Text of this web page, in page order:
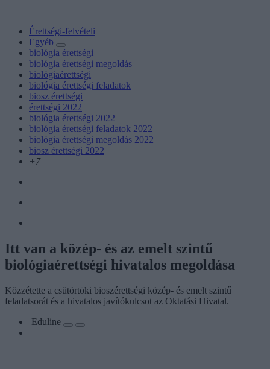
Érettségi-felvételi
Egyéb
biológia érettségi
biológia érettségi megoldás
biológiaérettségi
biológia érettségi feladatok
biosz érettségi
érettségi 2022
biológia érettségi 2022
biológia érettségi feladatok 2022
biológia érettségi megoldás 2022
biosz érettségi 2022
+7
Itt van a közép- és az emelt szintű
biológiaérettségi hivatalos megoldása
Közzétette a csütörtöki bioszérettségi közép- és emelt szintű
feladatsorát és a hivatalos javítókulcsot az Oktatási Hivatal.
Eduline